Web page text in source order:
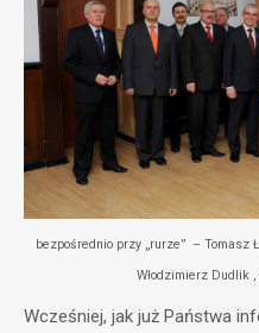
bezpośrednio przy „rurze” – Tomasz
Włodzimierz Dudlik
Wcześniej, jak już Państwa